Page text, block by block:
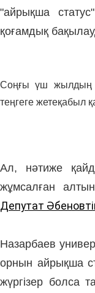
"айрықша
қоғамдық
Соңғы үш жылдың
теңгеге жетеқабыл
Ал, нәтиже
жұмсалған
Депутат
Назарбаев
орнын айрықша
жүргізер болса